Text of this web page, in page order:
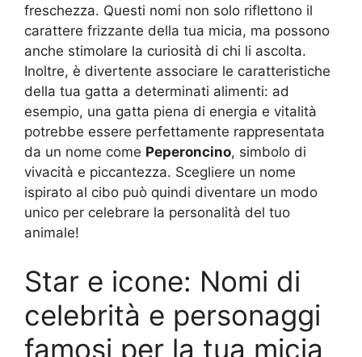
freschezza. Questi nomi non solo riflettono il
carattere frizzante della tua micia, ma possono
anche stimolare la curiosità di chi li ascolta.
Inoltre, è divertente associare le caratteristiche
della tua gatta a determinati alimenti: ad
esempio, una gatta piena di energia e vitalità
potrebbe essere perfettamente rappresentata
da un nome come Peperoncino, simbolo di
vivacità e piccantezza. Scegliere un nome
ispirato al cibo può quindi diventare un modo
unico per celebrare la personalità del tuo
animale!
Star e icone: Nomi di
celebrità e personaggi
famosi per la tua micia